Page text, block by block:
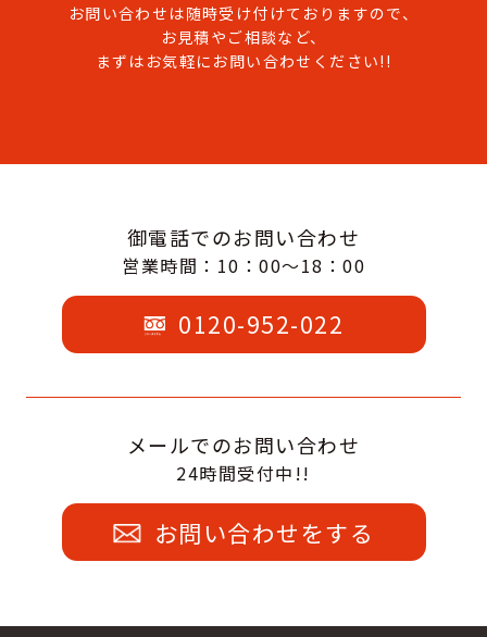
お問い合わせは随時受け付けておりますので、
お見積やご相談など、
まずはお気軽にお問い合わせください!!
御電話でのお問い合わせ
営業時間：10：00～18：00
0120-952-022
メールでのお問い合わせ
24時間受付中!!
お問い合わせをする